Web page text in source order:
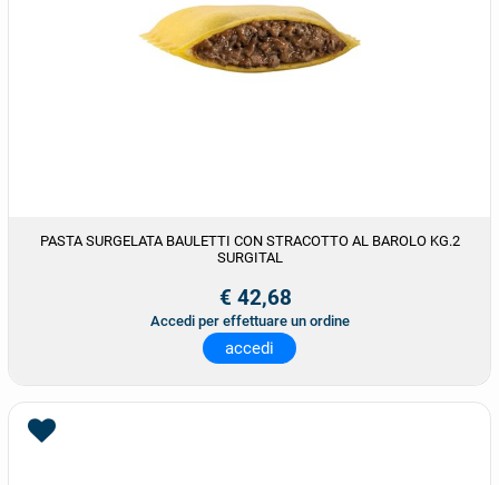
PASTA SURGELATA BAULETTI CON STRACOTTO AL BAROLO KG.2
SURGITAL
€ 42,68
Accedi per effettuare un ordine
accedi